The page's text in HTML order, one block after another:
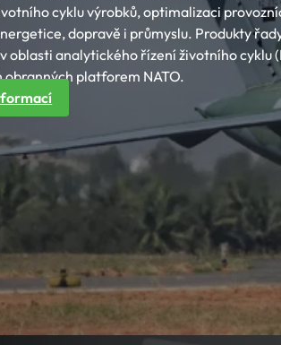
cyklu výrobků, optimalizaci
dopravě i průmyslu. Produkty
oblasti analytického řízení životního cyklu
obranných platforem NATO.